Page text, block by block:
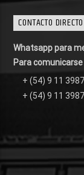
CONTACTO DIRECTO
Whatsapp para
Para
+ (54) 9 11
+ (54) 9 11